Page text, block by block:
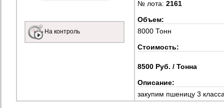
На контроль
№ лота: 2161
Объем:
8000 Тонн
Стоимость:
8500 Руб. / Тонна
Описание:
закупим пшеницу 3